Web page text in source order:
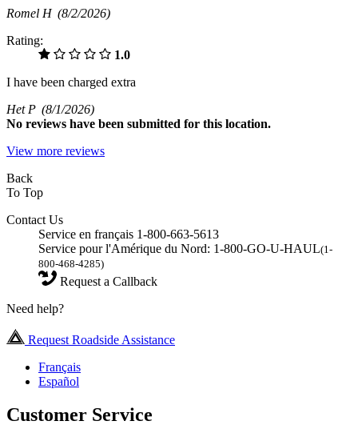
Romel H (8/2/2026)
Rating:
1.0
I have been charged extra
Het P (8/1/2026)
No reviews have been submitted for this location.
View more reviews
Back
To Top
Contact Us
Service en français 1-800-663-5613
Service pour l'Amérique du Nord: 1-800-GO-U-HAUL(1-
800-468-4285)
Request a Callback
Need help?
Request Roadside Assistance
Français
Español
Customer Service